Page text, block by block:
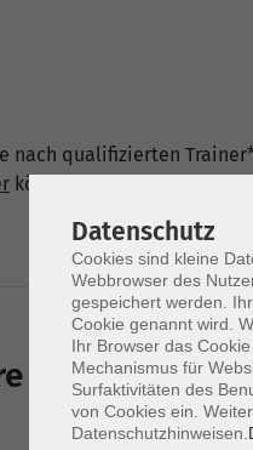
nach qualifizierten
können Sie sich als
Dozent*innen
Datenschutz
Cookies sind kleine
Webbrowser des
gespeichert werden.
Cookie genannt wird.
Ihr Browser das
Mechanismus für
Surfaktivitäten des
von Cookies ein.
Datenschutzhinweisen.